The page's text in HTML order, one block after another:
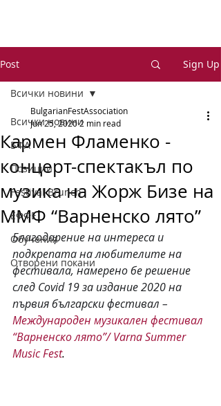
Post Sign Up
Всички новини
БФА
Позиции
Festival Brunch
ЕФФЕ
Обучения
Отворени покани
Всички новини
Кармен Фламенко -
концерт-спектакъл по
музика на Жорж Бизе на
ММФ “Варненско лято”
BulgarianFestAssociation
Jun 25, 20202 min read
Благодарение на интереса и
подкрепата на любителите на
фестивала, намерено бе решение
след Covid 19 за издание 2020 на
първия български фестивал –
Международен музикален фестивал
“Варненско лято”/ Varna Summer
Music Fest.